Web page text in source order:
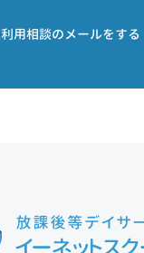
利用相談のメールをする